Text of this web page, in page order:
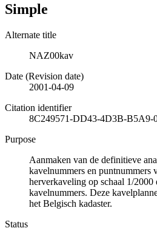
Simple
Alternate title
NAZ00kav
Date (Revision date)
2001-04-09
Citation identifier
8C249571-DD43-4D3B-B5A9-
Purpose
Aanmaken van de definitieve
kavelnummers en puntnummers
herverkaveling op schaal 1/2000
kavelnummers. Deze
het Belgisch kadaster.
Status